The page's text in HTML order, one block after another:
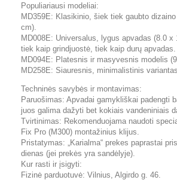
Populiariausi modeliai:
MD359E: Klasikinio, šiek tiek gaubto
cm).
MD008E: Universalus, lygus apvadas (8.0 x
tiek kaip grindjuostė, tiek kaip durų apvadas.
MD094E: Platesnis ir masyvesnis modelis
MD258E: Siauresnis, minimalistinis
Techninės savybės ir montavimas:
Paruošimas: Apvadai gamykliškai padengti
juos galima dažyti bet kokiais vandeniniais
Tvirtinimas: Rekomenduojama naudoti
Fix Pro (M300) montažinius klijus.
Pristatymas: „Karialma“ prekes paprastai
dienas (jei prekės yra sandėlyje).
Kur rasti ir įsigyti:
Fizinė parduotuvė: Vilnius, Algirdo g. 46.